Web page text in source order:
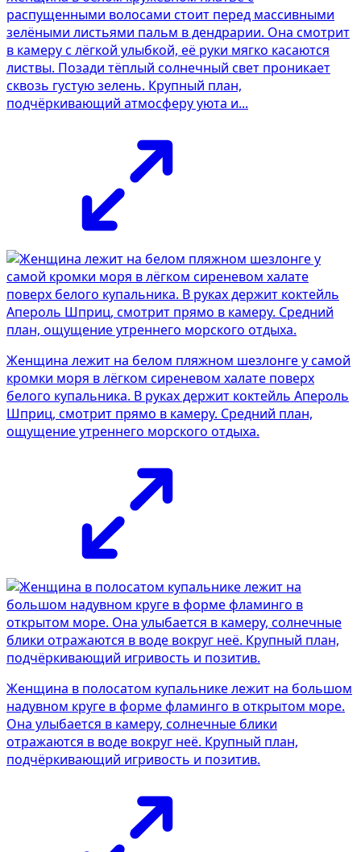
распущенными волосами стоит перед массивными
зелёными листьями пальм в дендрарии. Она смотрит
в камеру с лёгкой улыбкой, её руки мягко касаются
листвы. Позади тёплый солнечный свет проникает
сквозь густую зелень. Крупный план,
подчёркивающий атмосферу уюта и...
Женщина лежит на белом пляжном шезлонге у самой
кромки моря в лёгком сиреневом халате поверх
белого купальника. В руках держит коктейль Апероль
Шприц, смотрит прямо в камеру. Средний план,
ощущение утреннего морского отдыха.
Женщина в полосатом купальнике лежит на большом
надувном круге в форме фламинго в открытом море.
Она улыбается в камеру, солнечные блики
отражаются в воде вокруг неё. Крупный план,
подчёркивающий игривость и позитив.